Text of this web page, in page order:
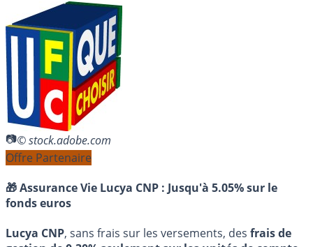
© stock.adobe.com
Offre Partenaire
🎁 Assurance Vie Lucya CNP : Jusqu'à 5.05% sur le
fonds euros
Lucya CNP, sans frais sur les versements, des frais de